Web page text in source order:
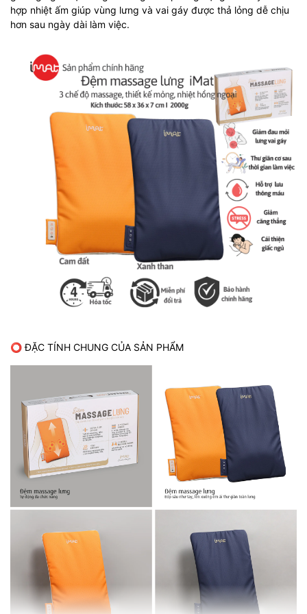
hợp nhiệt ấm giúp vùng lưng và vai gáy được thả lỏng dễ chịu
hơn sau ngày dài làm việc.
⭕ ĐẶC TÍNH CHUNG CỦA SẢN PHẨM